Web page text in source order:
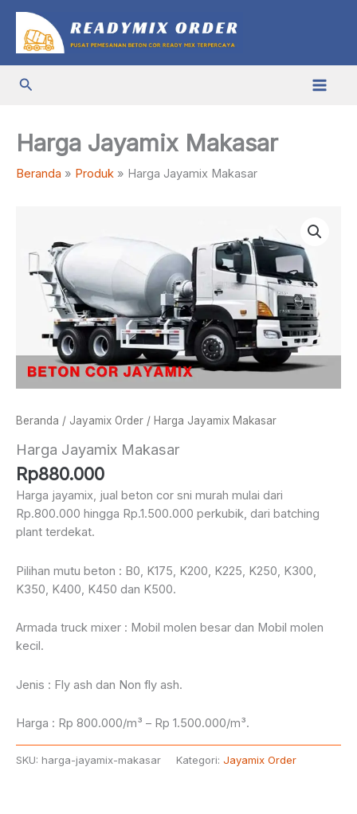
konten
Cari
Harga Jayamix Makasar
Beranda Produk Harga Jayamix Makasar
Beranda / Jayamix Order / Harga Jayamix Makasar
Harga Jayamix Makasar
Rp880.000
Harga jayamix, jual beton cor sni murah mulai dari
Rp.800.000 hingga Rp.1.500.000 perkubik, dari batching
plant terdekat.
Pilihan mutu beton : B0, K175, K200, K225, K250, K300,
K350, K400, K450 dan K500.
Armada truck mixer : Mobil molen besar dan Mobil molen
kecil.
Jenis : Fly ash dan Non fly ash.
Harga : Rp 800.000/m³ – Rp 1.500.000/m³.
SKU: harga-jayamix-makasar Kategori: Jayamix Order